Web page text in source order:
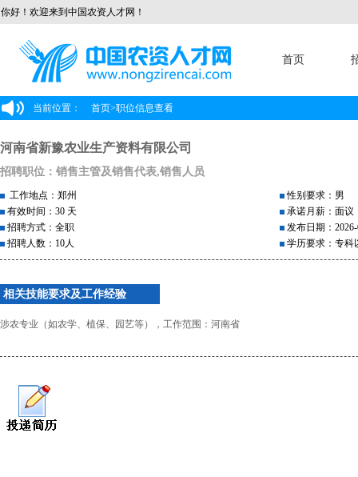
你好！欢迎来到中国农资人才网！
首页
当前位置： 首页>职位信息查看
河南省新豫农业生产资料有限公司
招聘职位：销售主管及销售代表,销售人员
工作地点：郑州
有效时间：30 天
招聘方式：全职
招聘人数：10人
性别要求：男
承诺月薪：面议
发布日期：
学历要求：专科
相关技能要求及工作经验
涉农专业（如农学、植保、园艺等），工作范围：河南省